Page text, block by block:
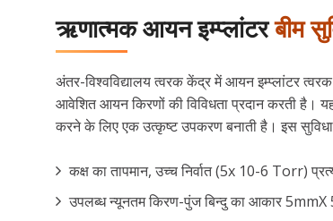
ऋणात्मक आयन इम्प्लांटरबीम
अंतर-विश्वविद्यालय त्वरक केंद्र में आयन इम्प्लांटर
आवेशित आयन किरणों की विविधता प्रदान करती है।
करने के लिए एक उत्कृष्ट उपकरण बनाती है। इस सुविधा
कक्ष का तापमान, उच्च निर्वात (5x 10-6 Torr)
उपलब्ध न्यूनतम किरण-पुंज बिन्दु का आकार 5mmX